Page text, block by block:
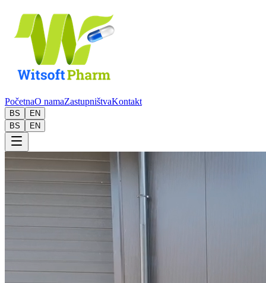
PočetnaO namaZastupništvaKontakt
BS
EN
BS
EN